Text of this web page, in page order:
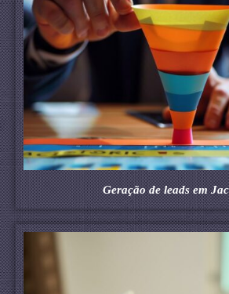
Geração de leads em